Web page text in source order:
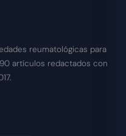
reumatológicas para
artículos redactados con